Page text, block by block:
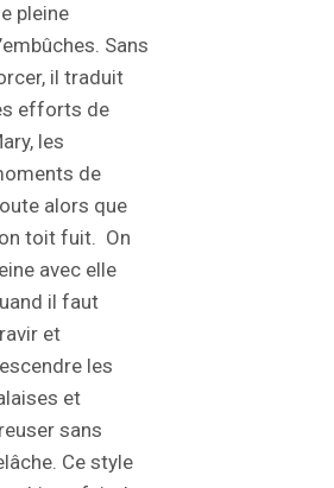
pleine
Sans
il traduit
efforts de
les
de
alors que
toit fuit. On
avec elle
il faut
et
les
et
sans
Ce style